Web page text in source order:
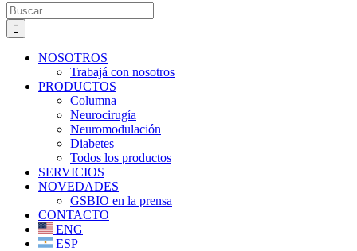
Buscar:
NOSOTROS
Trabajá con nosotros
PRODUCTOS
Columna
Neurocirugía
Neuromodulación
Diabetes
Todos los productos
SERVICIOS
NOVEDADES
GSBIO en la prensa
CONTACTO
ENG
ESP